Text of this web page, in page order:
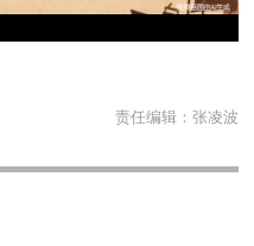
责任编辑： 张凌波